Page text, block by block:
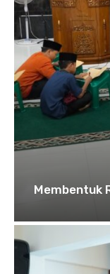
Membentuk